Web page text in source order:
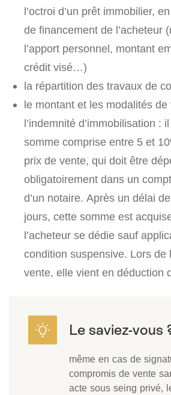
l’octroi d’un prêt immobilier,
de financement de l’acheteur
l’apport personnel, montant
crédit visé…)
la répartition des travaux de
le montant et les modalités
l’indemnité d’immobilisation : il
somme comprise entre 5 et
prix de vente, qui doit être
obligatoirement dans un
d’un notaire. Après un délai
jours, cette somme est
l’acheteur se dédie sauf
condition suspensive. Lors de
vente, elle vient en déduction
même en cas de
compromis de vente
acte sous seing privé,